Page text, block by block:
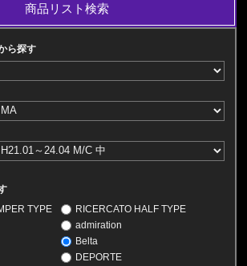
商品リスト検索
ら探す
TYPE
RICERCATO HALF TYPE
admiration
Belta
DEPORTE